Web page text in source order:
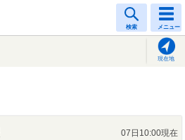
検索 メニュー
現在地
07日10:00現在